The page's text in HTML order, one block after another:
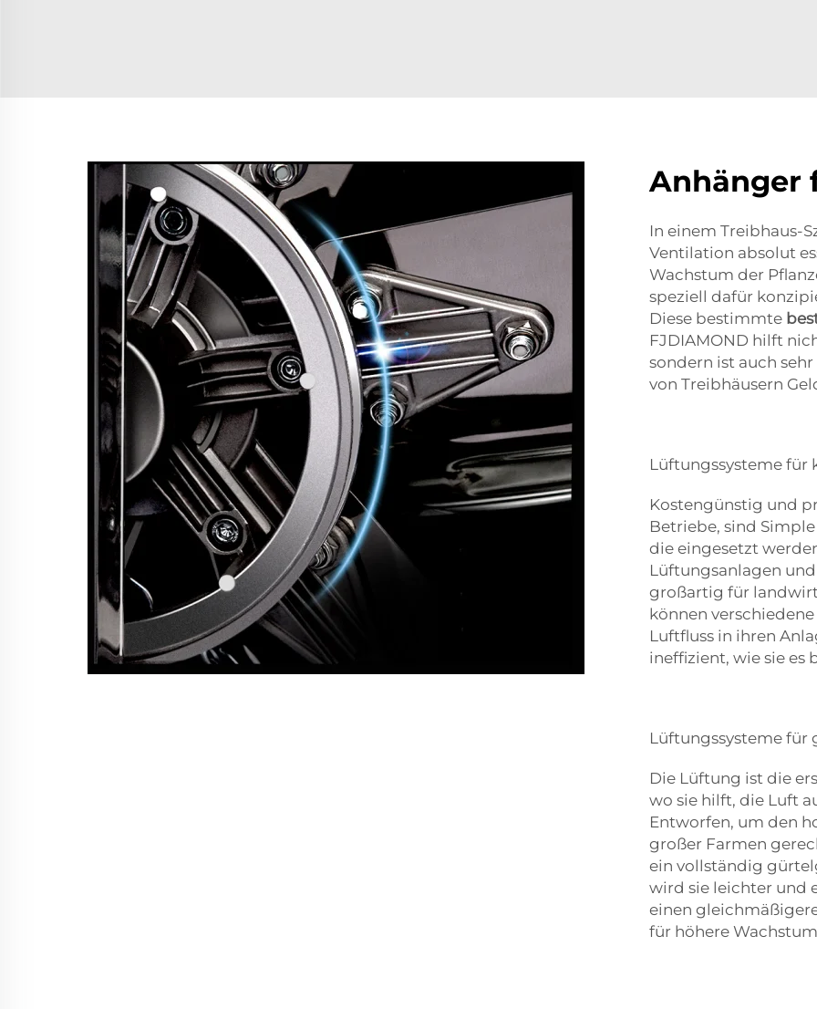
Anhänger
In einem Treibhaus-
Ventilation absolut
Wachstum der
speziell dafür
Diese bestimmte
FJDIAMOND hilft
sondern ist auch
von Treibhäusern
Lüftungssysteme für
Kostengünstig und
Betriebe, sind
die eingesetzt
Lüftungsanlagen
großartig für
können
Luftfluss in ihren
ineffizient, wie sie es
Lüftungssysteme für
Die Lüftung ist die
wo sie hilft, die Luft
Entworfen, um den
großer Farmen
ein vollständig
wird sie leichter und
einen
für höhere